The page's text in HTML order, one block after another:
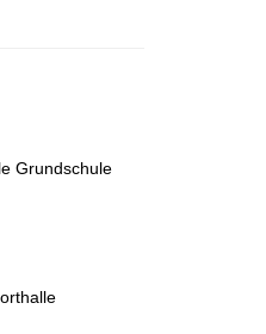
Grundschule